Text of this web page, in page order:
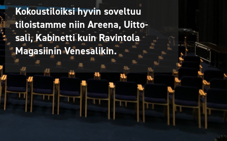
Kokoustiloiksi hyvin soveltuu
tiloistamme niin Areena, Uitto-
sali, Kabinetti kuin Ravintola
Magasiinin Venesalikin.